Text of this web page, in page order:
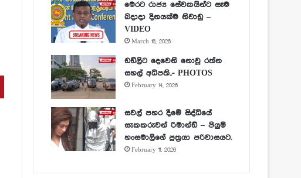
මෙරට රාජ්‍ය සේවකයින්ට සෑම
බදාදා දිනයක්ම නිවාඩු –
VIDEO
March 16, 2026
ඩඩ්ලිට දෙවෙනි නොවූ රත්න
සහල් අධිපති..- PHOTOS
February 14, 2026
සවල් පහර දීමේ සිද්ධියේ
සැකකරුවන් රිමාන්ඩ් – පියුමි
හංසමාලිගේ පුත්‍රයා පරිවාසයට.
February 11, 2026